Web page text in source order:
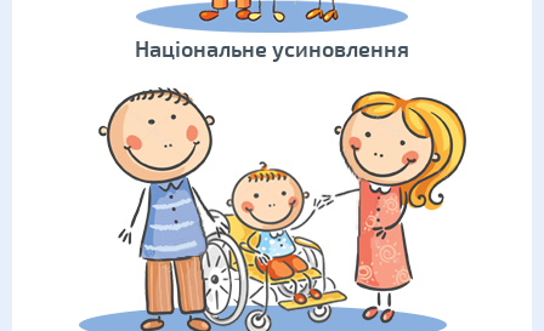
Національне усиновлення